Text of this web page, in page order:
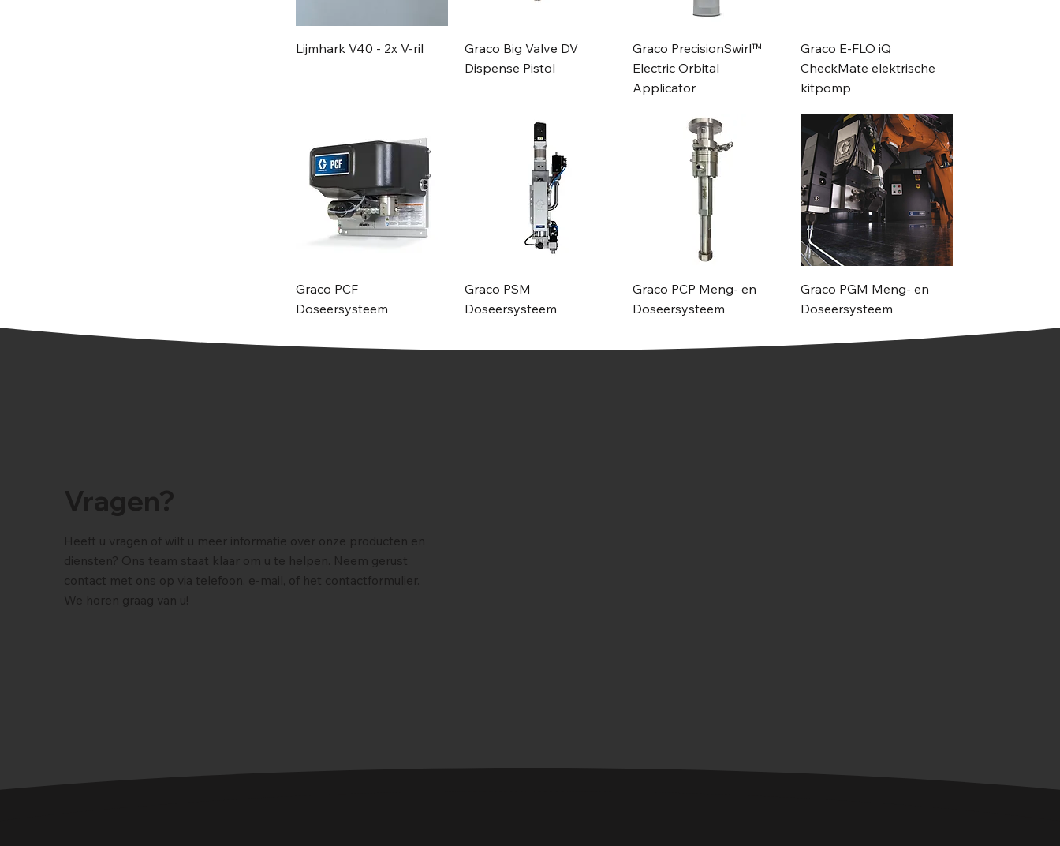
Lijmhark V40 - 2x V-ril
Graco Big Valve DV
Dispense Pistol
Graco PrecisionSwirl™
Electric Orbital
Applicator
Graco E-FLO iQ
CheckMate elektrische
kitpomp
Graco PCF
Doseersysteem
Graco PSM
Doseersysteem
Graco PCP Meng- en
Doseersysteem
Graco PGM Meng- en
Doseersysteem
Vragen?
Heeft u vragen of wilt u meer informatie over onze producten en
diensten? Ons team staat klaar om u te helpen. Neem gerust
contact met ons op via telefoon, e-mail, of het contactformulier.
We horen graag van u!